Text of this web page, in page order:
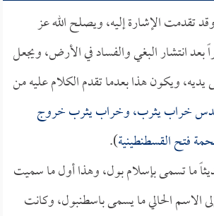
تقدمت الإشارة إليه، ويصلح الله عز
انتشار البغي والفساد في الأرض، ويجعل
ويكون هذا بعدما تقدم الكلام عليه من
خراب يثرب، وخراب يثرب خروج
فتح القسطنطينية).
ما تسمى بإسلام بول، وهذا أول ما سميت
الاسم الحالي ما يسمى باسطنبول، وكانت